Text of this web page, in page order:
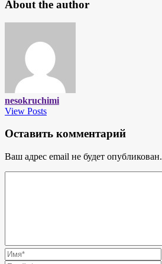
About the author
nesokruchimi
View Posts
Оставить комментарий
Ваш адрес email не будет опубликован.